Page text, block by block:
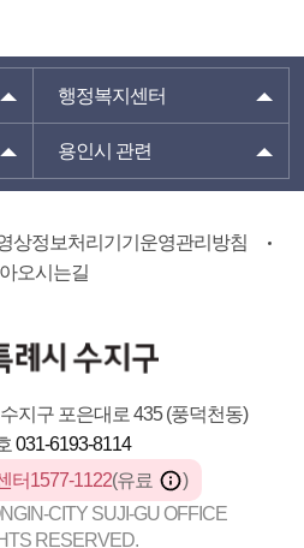
행정복지센터
용인시 관련
상정보처리기기운영관리방침
오시는길
지구 포은대로 435 (풍덕천동)
031-6193-8114
터1577-1122(유료
)
CITY SUJI-GU OFFICE
RESERVED.